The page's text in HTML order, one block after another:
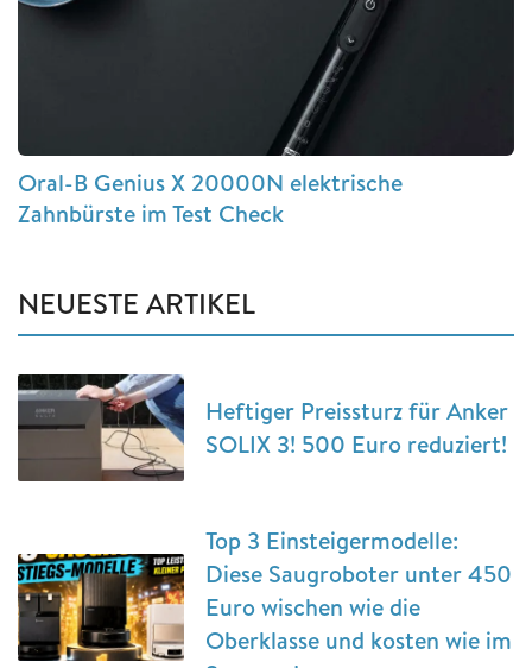
Oral-B Genius X 20000N elektrische
Zahnbürste im Test Check
NEUESTE ARTIKEL
Heftiger Preissturz für Anker
SOLIX 3! 500 Euro reduziert!
Top 3 Einsteigermodelle:
Diese Saugroboter unter 450
Euro wischen wie die
Oberklasse und kosten wie im